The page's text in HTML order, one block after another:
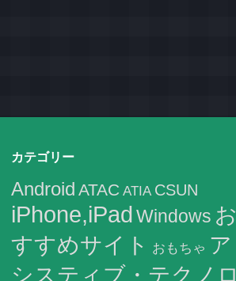
カテゴリー
Android ATAC ATIA CSUN
iPhone,iPadWindows お
すすめサイト おもちゃ ア
システィブ・テクノロ